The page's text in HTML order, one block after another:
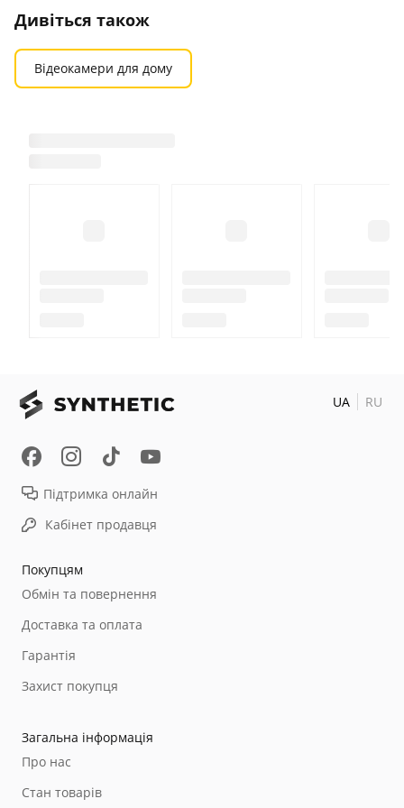
Дивіться також
Відеокамери для дому
Покупцям
Обмін та повернення
Доставка та оплата
Гарантія
Захист покупця
Загальна інформація
Про нас
Стан товарів
Підтримка онлайн
Кабінет продавця
UA RU